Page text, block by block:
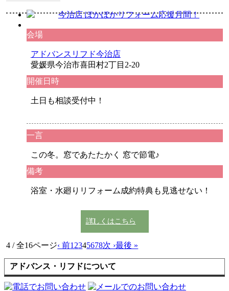
会場
アドバンスリフド今治店
愛媛県今治市喜田村2丁目2-20
開催日時
土日も相談受付中！
一言
この冬。窓であたたかく 窓で節電♪
備考
浴室・水廻りリフォーム成約特典も見逃せない！
詳しくはこちら
4 / 全16ページ‹ 前1 2345678次 ›最後 »
アドバンス・リフドについて